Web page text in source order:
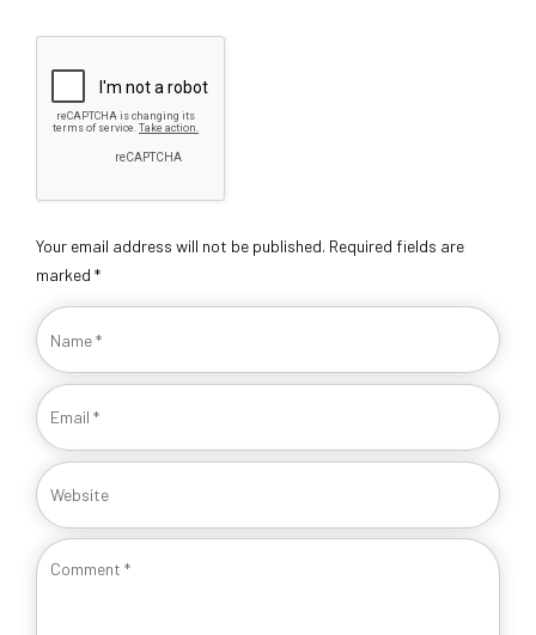
Your email address will not be published. Required fields are
marked *